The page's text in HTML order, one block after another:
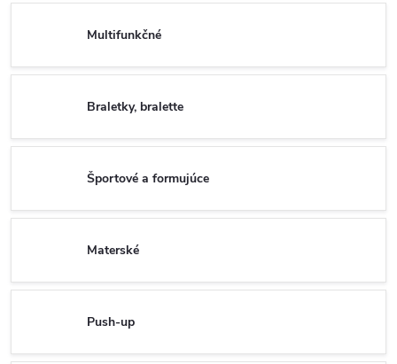
Multifunkčné
Braletky, bralette
Športové a formujúce
Materské
Push-up